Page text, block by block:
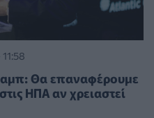
Θα επαναφέρουμε
ΗΠΑ αν χρειαστεί